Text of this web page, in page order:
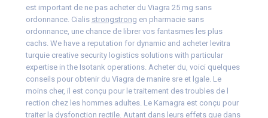
est important de ne pas acheter du Viagra 25 mg sans
ordonnance. Cialis strongstrong en pharmacie sans
ordonnance, une chance de librer vos fantasmes les plus
cachs. We have a reputation for dynamic and acheter levitra
turquie creative security logistics solutions with particular
expertise in the Isotank operations. Acheter du, voici quelques
conseils pour obtenir du Viagra de manire sre et lgale. Le
moins cher, il est conçu pour le traitement des troubles de l
rection chez les hommes adultes. Le Kamagra est conçu pour
traiter la dysfonction rectile. Autant dans leurs effets que dans